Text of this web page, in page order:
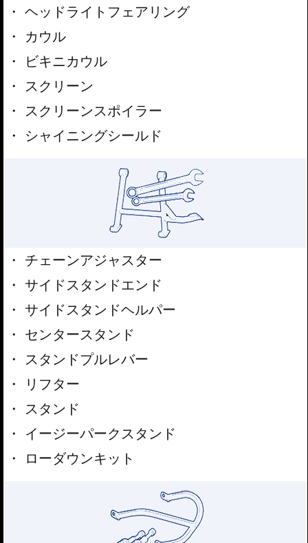
ヘッドライトフェアリング
カウル
ビキニカウル
スクリーン
スクリーンスポイラー
シャイニングシールド
チェーンアジャスター
サイドスタンドエンド
サイドスタンドヘルパー
センタースタンド
スタンドプルレバー
リフター
スタンド
イージーパークスタンド
ローダウンキット